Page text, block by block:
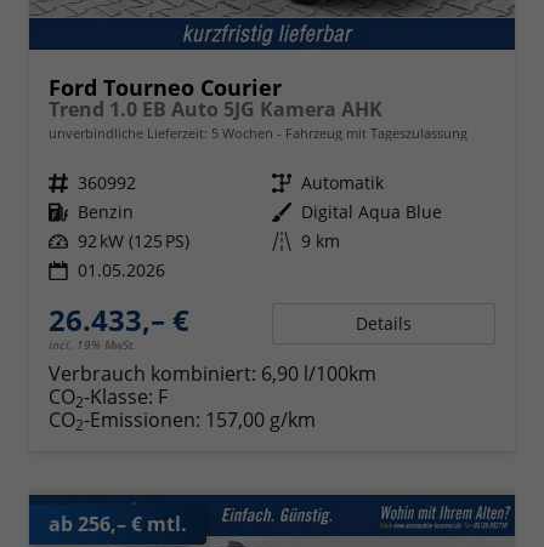
Ford Tourneo Courier
Trend 1.0 EB Auto 5JG Kamera AHK
unverbindliche Lieferzeit: 5 Wochen Fahrzeug mit Tageszulassung
Fahrzeugnr. 360992 Getriebe Automatik
Kraftstoff Benzin Außenfarbe Digital Aqua Blue
Leistung 92 kW (125 PS) Kilometerstand 9 km
01.05.2026
26.433,– €
incl. 19% MwSt.
Details
Verbrauch kombiniert: 6,90 l/100km
CO2-Klasse: F
CO2-Emissionen: 157,00 g/km
ab 256,– € mtl.